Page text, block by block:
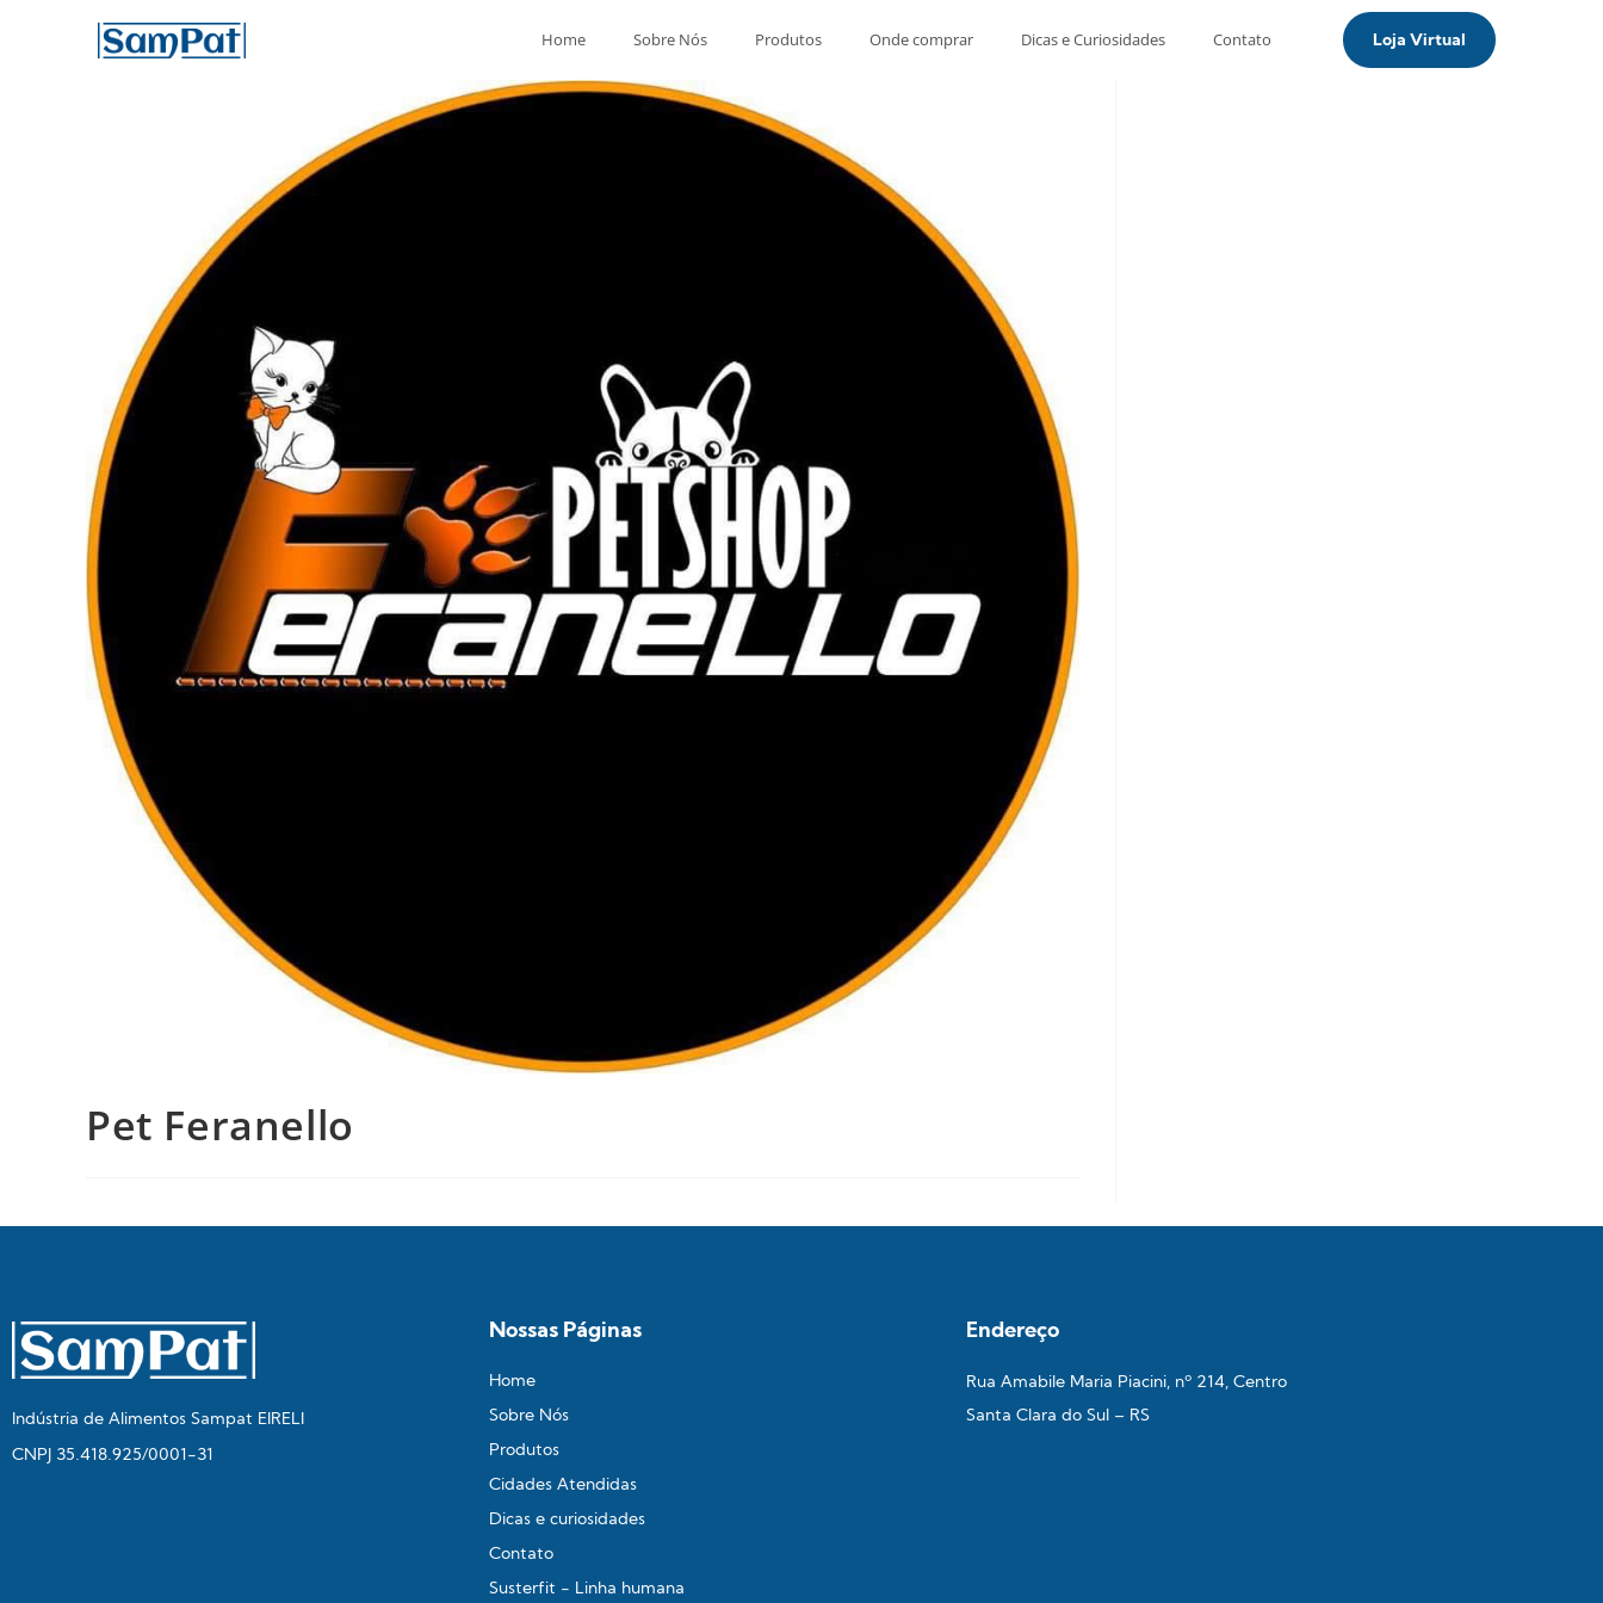
Home Sobre Nós Produtos Onde comprar Dicas e Curiosidades Contato Loja Virtual
Pet Feranello
Indústria de Alimentos Sampat EIRELI
CNPJ 35.418.925/0001-31
Nossas Páginas
Home
Sobre Nós
Produtos
Cidades Atendidas
Dicas e curiosidades
Contato
Susterfit - Linha humana
Endereço
Rua Amabile Maria Piacini, nº 214, Centro
Santa Clara do Sul – RS